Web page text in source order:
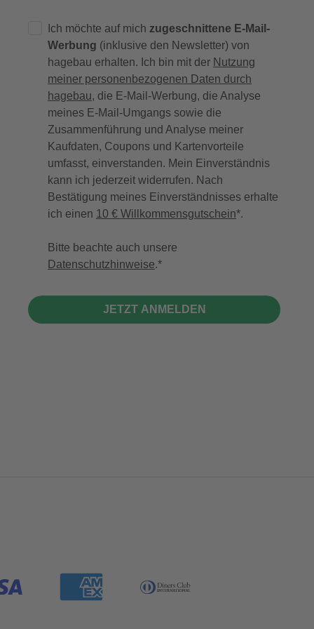
Ich möchte auf mich zugeschnittene E-Mail-
Werbung (inklusive den Newsletter) von
hagebau erhalten. Ich bin mit der Nutzung
meiner personenbezogenen Daten durch
hagebau, die E-Mail-Werbung, die Analyse
meines E-Mail-Umgangs sowie die
Zusammenführung und Analyse meiner
Kaufdaten, Coupons und Kartenvorteile
umfasst, einverstanden. Mein Einverständnis
kann ich jederzeit widerrufen. Nach
Bestätigung meines Einverständnisses erhalte
ich einen 10 € Willkommensgutschein*.
Bitte beachte auch unsere
Datenschutzhinweise.
JETZT ANMELDEN